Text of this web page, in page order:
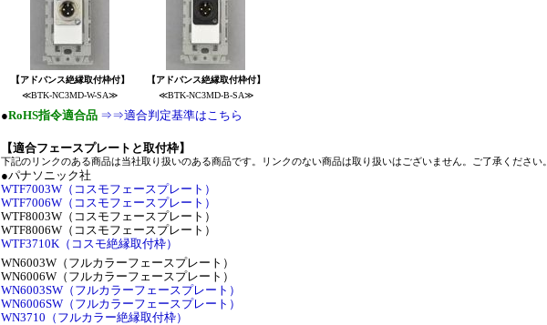
【アドバンス絶縁取付枠付】
【アドバンス絶縁取付枠付】
≪BTK-NC3MD-W-SA≫
≪BTK-NC3MD-B-SA≫
●RoHS指令適合品 ⇒⇒適合判定基準はこちら
【適合フェースプレートと取付枠】
下記のリンクのある商品は当社取り扱いのある商品です。リンクのない商品は取り扱いはございません。ご了承ください。
●パナソニック社
WTF7003W（コスモフェースプレート）
WTF7006W（コスモフェースプレート）
WTF8003W（コスモフェースプレート）
WTF8006W（コスモフェースプレート）
WTF3710K（コスモ絶縁取付枠）
WN6003W（フルカラーフェースプレート）
WN6006W（フルカラーフェースプレート）
WN6003SW（フルカラーフェースプレート）
WN6006SW（フルカラーフェースプレート）
WN3710（フルカラー絶縁取付枠）